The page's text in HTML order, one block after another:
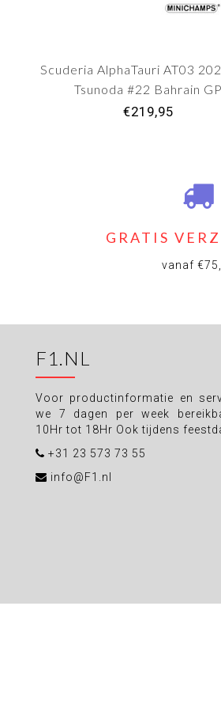
Scuderia AlphaTauri AT03
Tsunoda #22 Bahrain GP
€219,95
GRATIS
vanaf
F1.NL
Voor productinformatie en
we 7 dagen per week
10Hr tot 18Hr Ook tijdens
+31 23 573 73 55
info@F1.nl